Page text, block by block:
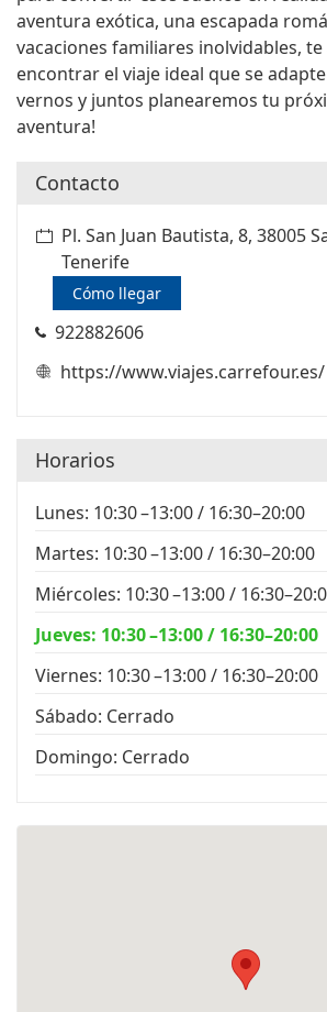
aventura exótica, una escapada
vacaciones familiares inolvidables,
encontrar el viaje ideal que se adapte
vernos y juntos planearemos tu
aventura!
Contacto
Pl. San Juan Bautista, 8, 38005
Tenerife
Cómo llegar
922882606
https://www.viajes.carrefour.es/
Horarios
Lunes: 10:30 –13:00 / 16:30–20:00
Martes: 10:30 –13:00 / 16:30–20:00
Miércoles: 10:30 –13:00 /
Jueves: 10:30 –13:00 / 16:30–20:00
Viernes: 10:30 –13:00 / 16:30–20:00
Sábado: Cerrado
Domingo: Cerrado